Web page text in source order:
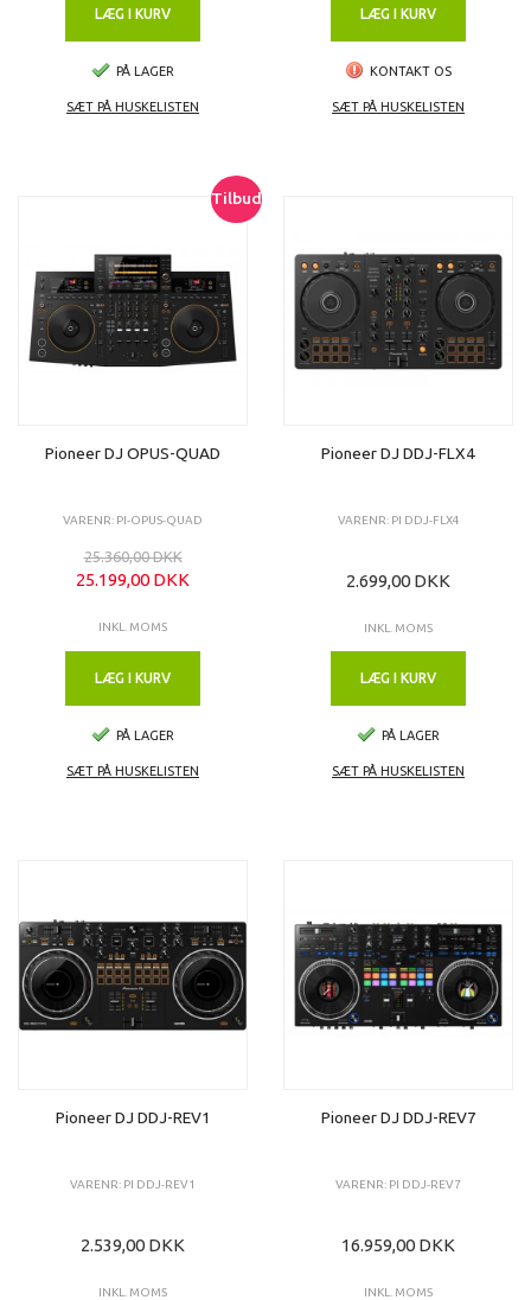
LÆG I KURV
PÅ LAGER
SÆT PÅ HUSKELISTEN
LÆG I KURV
KONTAKT OS
SÆT PÅ HUSKELISTEN
Pioneer DJ OPUS-QUAD
VARENR: PI-OPUS-QUAD
25.360,00 DKK
25.199,00 DKK
INKL. MOMS
LÆG I KURV
PÅ LAGER
SÆT PÅ HUSKELISTEN
Tilbud
Pioneer DJ DDJ-FLX4
VARENR: PI DDJ-FLX4
2.699,00 DKK
INKL. MOMS
LÆG I KURV
PÅ LAGER
SÆT PÅ HUSKELISTEN
Pioneer DJ DDJ-REV1
VARENR: PI DDJ-REV1
2.539,00 DKK
INKL. MOMS
Pioneer DJ DDJ-REV7
VARENR: PI DDJ-REV7
16.959,00 DKK
INKL. MOMS